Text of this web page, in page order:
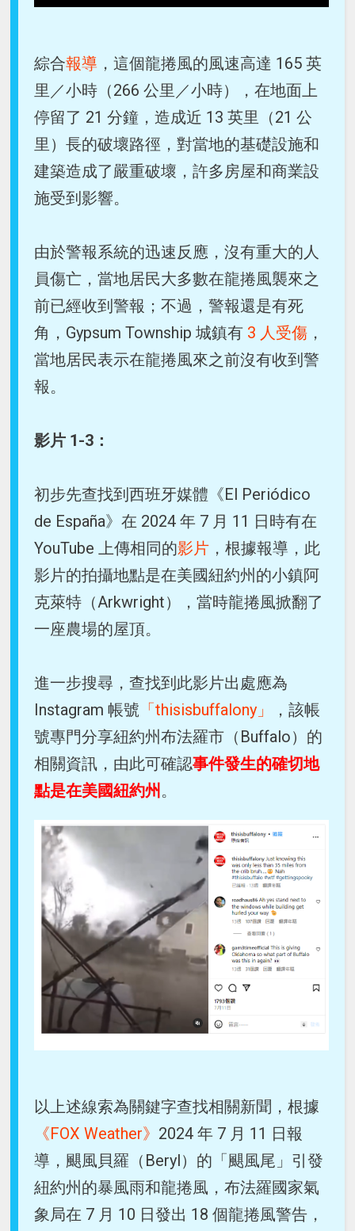
綜合報導 ，這個龍捲風的風速高達 165 英
里／小時（266 公里／小時），在地面上
停留了 21 分鐘，造成近 13 英里（21 公
里）長的破壞路徑，對當地的基礎設施和
建築造成了嚴重破壞，許多房屋和商業設
施受到影響。
由於警報系統的迅速反應，沒有重大的人
員傷亡，當地居民大多數在龍捲風襲來之
前已經收到警報；不過，警報還是有死
角，Gypsum Township 城鎮有 3 人受傷 ，
當地居民表示在龍捲風來之前沒有收到警
報。
影片 1-3：
初步先查找到西班牙媒體《El Periódico
de España》在 2024 年 7 月 11 日時有在
YouTube 上傳相同的影片 ，根據報導，此
影片的拍攝地點是在美國紐約州的小鎮阿
克萊特（Arkwright），當時龍捲風掀翻了
一座農場的屋頂。
進一步搜尋，查找到此影片出處應為
Instagram 帳號 「thisisbuffalony」
，該帳
號專門分享紐約州布法羅市（Buffalo）的
相關資訊，由此可確認事件發生的確切地
點是在美國紐約州 。
以上述線索為關鍵字查找相關新聞，根據
《FOX Weather》 2024 年 7 月 11 日報
導，颶風貝羅（Beryl）的「颶風尾」引發
紐約州的暴風雨和龍捲風，布法羅國家氣
象局在 7 月 10 日發出 18 個龍捲風警告，